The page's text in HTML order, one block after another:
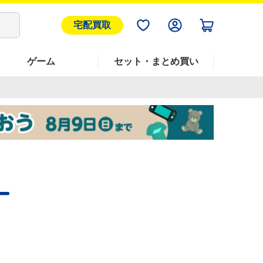
宅配買取
ゲーム セット・まとめ買い